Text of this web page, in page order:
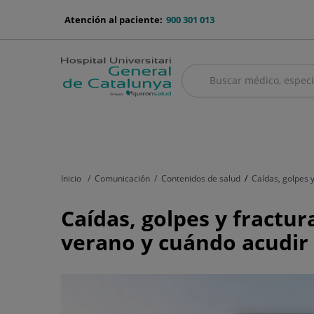
menu-
900 301 013
Atención al paciente:
BuscarBuscar
Inicio Comunicación Contenidos de salud Caídas, golpes
Caídas,
golpes
Caídas, golpes y
verano y cuándo acudir